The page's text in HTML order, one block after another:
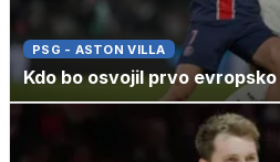
PSG - ASTON VILLA
Kdo bo osvojil prvo